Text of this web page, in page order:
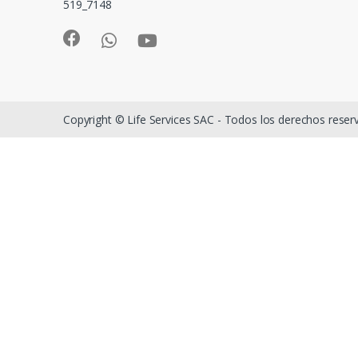
519_7148
Copyright © Life Services SAC - Todos los derechos